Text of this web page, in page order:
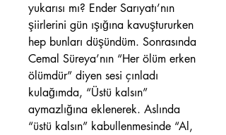
yukarısı mı? Ender Sarıyatı’nın
şiirlerini gün ışığına kavuştururken
hep bunları düşündüm. Sonrasında
Cemal Süreya’nın “Her ölüm erken
ölümdür” diyen sesi çınladı
kulağımda, “Üstü kalsın”
aymazlığına eklenerek. Aslında
“üstü kalsın” kabullenmesinde “Al,